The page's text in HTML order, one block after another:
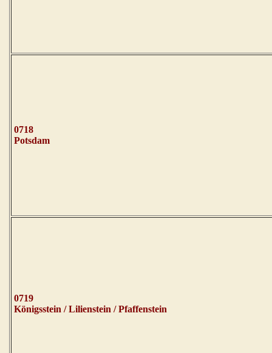
0718
Potsdam
0719
Königsstein / Lilienstein / Pfaffenstein